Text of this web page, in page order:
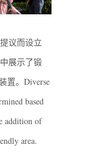
议而设立
展示了锻
置。Diverse
based
addition of
area.